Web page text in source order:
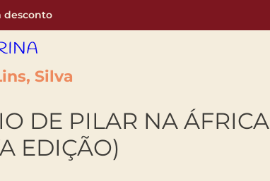
desconto
Silva
DE PILAR NA ÁFRICA
EDIÇÃO)